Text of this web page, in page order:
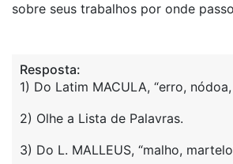
sobre seus trabalhos por onde
Resposta:
1) Do Latim MACULA, “erro, nódoa,
2) Olhe a Lista de Palavras.
3) Do L. MALLEUS, “malho,